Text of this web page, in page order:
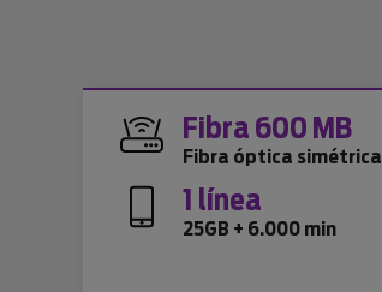
Fibra 600 MB
Fibra óptica simétrica
1 línea
25GB + 6.000 min